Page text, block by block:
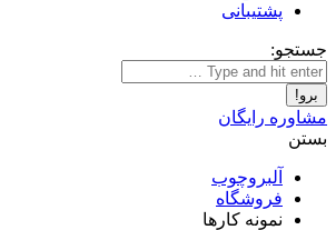
پشتیبانی
جستجو:
مشاوره رایگان
بستن
آلبروچوب
فروشگاه
نمونه کارها